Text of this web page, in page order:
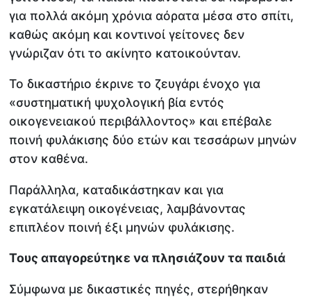
για πολλά ακόμη χρόνια αόρατα μέσα στο σπίτι,
καθώς ακόμη και κοντινοί γείτονες δεν
γνώριζαν ότι το ακίνητο κατοικούνταν.
Το δικαστήριο έκρινε το ζευγάρι ένοχο για
«συστηματική ψυχολογική βία εντός
οικογενειακού περιβάλλοντος» και επέβαλε
ποινή φυλάκισης δύο ετών και τεσσάρων μηνών
στον καθένα.
Παράλληλα, καταδικάστηκαν και για
εγκατάλειψη οικογένειας, λαμβάνοντας
επιπλέον ποινή έξι μηνών φυλάκισης.
Τους απαγορεύτηκε να πλησιάζουν τα παιδιά
Σύμφωνα με δικαστικές πηγές, στερήθηκαν